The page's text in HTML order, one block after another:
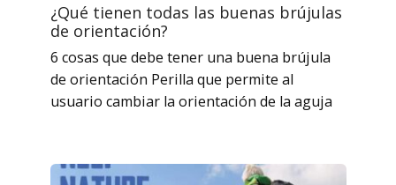
¿Qué tienen todas las buenas brújulas
de orientación?
6 cosas que debe tener una buena brújula
de orientación Perilla que permite al
usuario cambiar la orientación de la aguja